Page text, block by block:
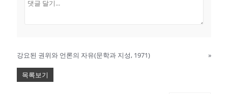
강요된 권위와 언론의 자유(문학과 지성, 1971) »
목록보기